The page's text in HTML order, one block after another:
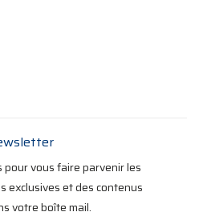
vous faire parvenir les
exclusives et des contenus
votre boîte mail.